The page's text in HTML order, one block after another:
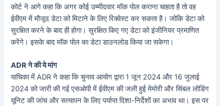
कोर्ट ने आगे कहा कि अगर कोई उम्मीदवार मॉक पोल कराना चाहता है तो वह
ईवीएम में मौजूद डेटा को मिटाने के लिए रिक्वेस्ट कर सकता है। जोकि डेटा को
सुरक्षित करने के बाद ही होगा। सुरक्षित किए गए डेटा को इंजीनियर प्रमाणित
करेंगे। इसके बाद मॉक पोल का डेटा डाउनलोड किया जा सकेगा।
ADR ने की ये मांग
याचिका में ADR ने कहा कि चुनाव आयोग द्वारा 1 जून 2024 और 16 जुलाई
2024 को जारी की गई एसओपी में ईवीएम की जली हुई मेमोरी और सिंबल लोडिंग
यूनिट की जांच और सत्यापन के लिए पर्याप्त दिशा-निर्देशों का अभाव था। इस पर